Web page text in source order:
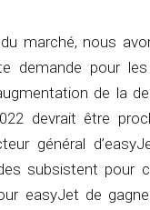
marché, nous
demande pour
de la
devrait être
général
subsistent pour
easyJet de